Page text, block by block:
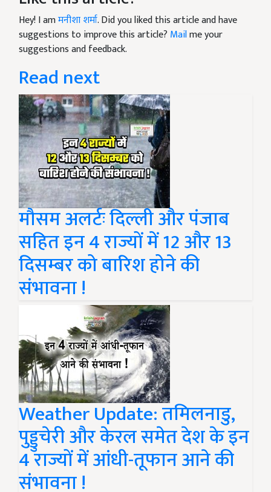
Hey! I amमनीशा शर्मा. Did you liked this article and have
suggestions to improve this article? Mailme your
suggestions and feedback.
Read next
मौसम अलर्टः दिल्ली और पंजाब
सहित इन 4 राज्यों में 12 और 13
दिसम्बर को बारिश होने की
संभावना !
Weather Update: तमिलनाडु,
पुड्डुचेरी और केरल समेत देश के इन
4 राज्यों में आंधी-तूफान आने की
संभावना !